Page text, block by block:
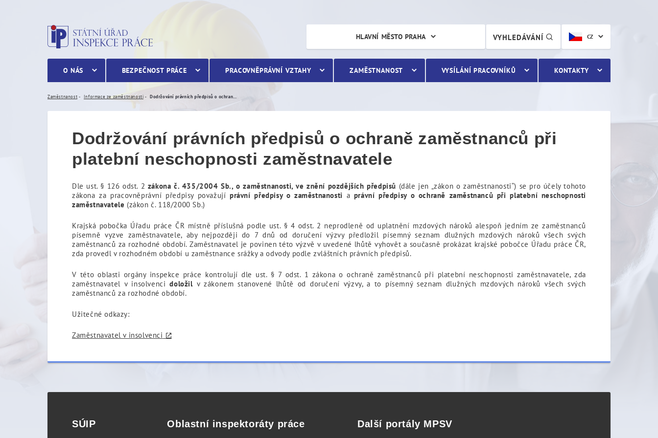
Dodržování právních předpisů o ochraně zaměstnanců při platební
CZ
VYHLEDÁVÁNÍ
HLAVNÍ MĚSTO PRAHA
O NÁS BEZPEČNOST PRÁCE PRACOVNĚPRÁVNÍ VZTAHY ZAMĚSTNANOST VYSÍLÁNÍ PRACOVNÍKŮ KONTAKTY
Zaměstnanost Informace ze zaměstnanosti
Dodržování právních předpisů o ochraně zaměstnanců při
platební neschopnosti zaměstnavatele
Dle ust. § 126 odst. 2 zákona č. 435/2004 Sb., o zaměstnanosti, ve znění pozdějších předpisů (dále jen „zákon o zaměstnanosti“) se pro účely tohoto
zákona za pracovněprávní předpisy považujíprávní předpisy o zaměstnanosti a právní předpisy o ochraně zaměstnanců při platební neschopnosti
zaměstnavatele (zákon č. 118/2000 Sb.)
Krajská pobočka Úřadu práce ČR místně příslušná podle ust. § 4 odst. 2 neprodleně od uplatnění mzdových nároků alespoň jedním ze zaměstnanců
písemně vyzve zaměstnavatele, aby nejpozději do 7 dnů od doručení výzvy předložil písemný seznam dlužných mzdových nároků všech svých
zaměstnanců za rozhodné období. Zaměstnavatel je povinen této výzvě v uvedené lhůtě vyhovět a současně prokázat krajské pobočce Úřadu práce ČR,
zda provedl v rozhodném období u zaměstnance srážky a odvody podle zvláštních právních předpisů.
V této oblasti orgány inspekce práce kontrolují dle ust. § 7 odst. 1 zákona o ochraně zaměstnanců při platební neschopnosti zaměstnavatele, zda
zaměstnavatel v insolvenci doložilv zákonem stanovené lhůtě od doručení výzvy, a to písemný seznam dlužných mzdových nároků všech svých
zaměstnanců za rozhodné období.
Užitečné odkazy:
Zaměstnavatel v insolvenci
SÚIP Oblastní inspektoráty práce Další portály MPSV